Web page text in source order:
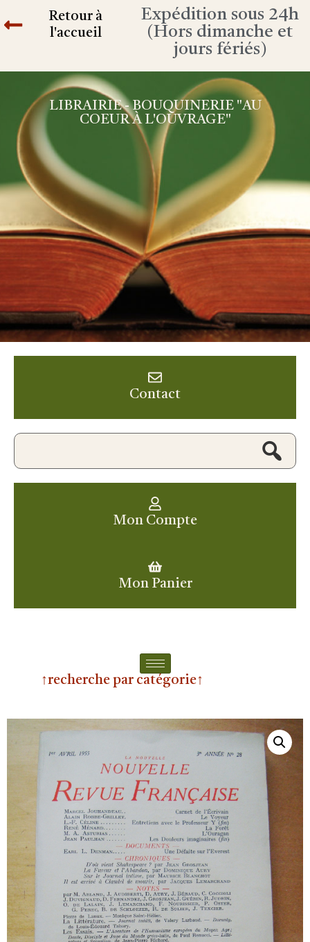
Retour à
l'accueil
Expédition sous 24h
(Hors dimanche et
jours fériés)
LIBRAIRIE - BOUQUINERIE "AU
COEUR À L'OUVRAGE"
Contact
Mon Compte
Mon Panier
↑recherche par catégorie↑